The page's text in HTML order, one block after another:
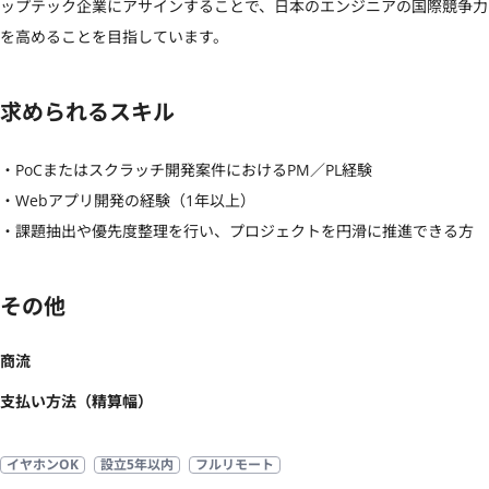
ップテック企業にアサインすることで、日本のエンジニアの国際競争力
を高めることを目指しています。
求められるスキル
・PoCまたはスクラッチ開発案件におけるPM／PL経験
・Webアプリ開発の経験（1年以上）
・課題抽出や優先度整理を行い、プロジェクトを円滑に推進できる方
その他
商流
支払い方法（精算幅）
イヤホンOK 設立5年以内 フルリモート